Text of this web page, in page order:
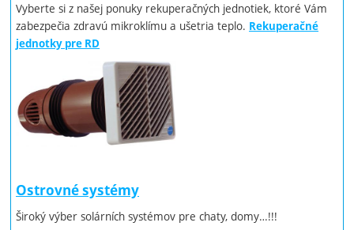
Vyberte si z našej ponuky rekuperačných jednotiek, ktoré Vám
zabezpečia zdravú mikroklímu a ušetria teplo. Rekuperačné
jednotky pre RD
Ostrovné systémy
Široký výber solárních systémov pre chaty, domy…!!!